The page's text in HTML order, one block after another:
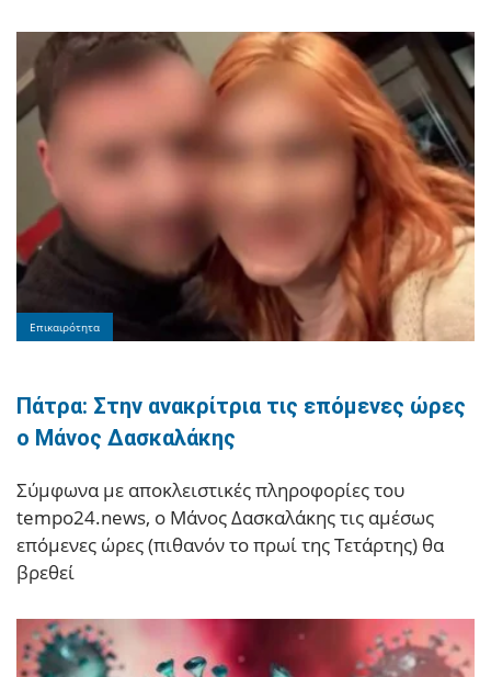
Επικαιρότητα
Πάτρα: Στην ανακρίτρια τις επόμενες ώρες
ο Μάνος Δασκαλάκης
Σύμφωνα με αποκλειστικές πληροφορίες του
tempo24.news, ο Μάνος Δασκαλάκης τις αμέσως
επόμενες ώρες (πιθανόν το πρωί της Τετάρτης) θα
βρεθεί